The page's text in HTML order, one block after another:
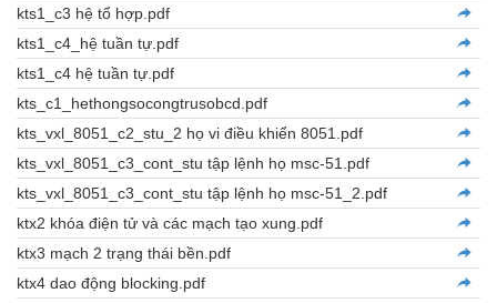
kts1_c3 hệ tổ hợp.pdf
kts1_c4_hệ tuần tự.pdf
kts1_c4 hệ tuần tự.pdf
kts_c1_hethongsocongtrusobcd.pdf
kts_vxl_8051_c2_stu_2 họ vi điều khiển 8051.pdf
kts_vxl_8051_c3_cont_stu tập lệnh họ msc-51.pdf
kts_vxl_8051_c3_cont_stu tập lệnh họ msc-51_2.pdf
ktx2 khóa điện tử và các mạch tạo xung.pdf
ktx3 mạch 2 trạng thái bền.pdf
ktx4 dao động blocking.pdf